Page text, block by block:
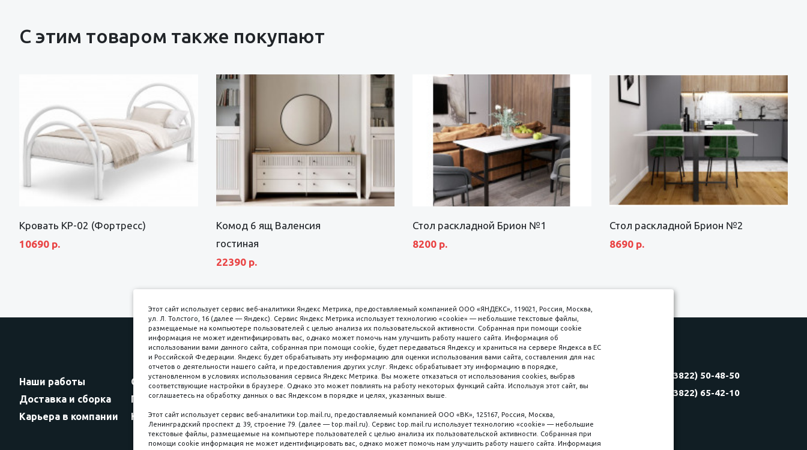
С этим товаром также покупают
Кровать КР-02 (Фортресс)
10690 р.
Комод 6 ящ Валенсия
гостиная
22390 р.
Стол раскладной Брион №1
8200 р.
Стол раскладной Брион №2
8690 р.
Наши работы
Оплата
Доставка и сборка
Гарантии
Карьера в компании
Контакты
Принимаем к оплате
Наличные
пл. Соляная, 6, стр. 16
8 (3822) 60-70-30
8 (3822) 22-77-68
8 (3822) 50-48-50
8 (3822) 65-42-10
Этот сайт использует сервис веб-аналитики Яндекс Метрика, предоставляемый компанией ООО «ЯНДЕКС», 119021, Россия, Москва,
ул. Л. Толстого, 16 (далее — Яндекс). Сервис Яндекс Метрика использует технологию «cookie» — небольшие текстовые файлы,
размещаемые на компьютере пользователей с целью анализа их пользовательской активности. Собранная при помощи cookie
информация не может идентифицировать вас, однако может помочь нам улучшить работу нашего сайта. Информация об
использовании вами данного сайта, собранная при помощи cookie, будет передаваться Яндексу и храниться на сервере Яндекса в ЕС
и Российской Федерации. Яндекс будет обрабатывать эту информацию для оценки использования вами сайта, составления для нас
отчетов о деятельности нашего сайта, и предоставления других услуг. Яндекс обрабатывает эту информацию в порядке,
установленном в условиях использования сервиса Яндекс Метрика. Вы можете отказаться от использования cookies, выбрав
соответствующие настройки в браузере. Однако это может повлиять на работу некоторых функций сайта. Используя этот сайт, вы
соглашаетесь на обработку данных о вас Яндексом в порядке и целях, указанных выше.
Этот сайт использует сервис веб-аналитики top.mail.ru, предоставляемый компанией ООО «ВК», 125167, Россия, Москва,
Ленинградский проспект д. 39, строение 79. (далее — top.mail.ru). Сервис top.mail.ru использует технологию «cookie» — небольшие
текстовые файлы, размещаемые на компьютере пользователей с целью анализа их пользовательской активности. Собранная при
помощи cookie информация не может идентифицировать вас, однако может помочь нам улучшить работу нашего сайта. Информация